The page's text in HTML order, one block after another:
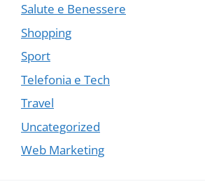
Salute e Benessere
Shopping
Sport
Telefonia e Tech
Travel
Uncategorized
Web Marketing